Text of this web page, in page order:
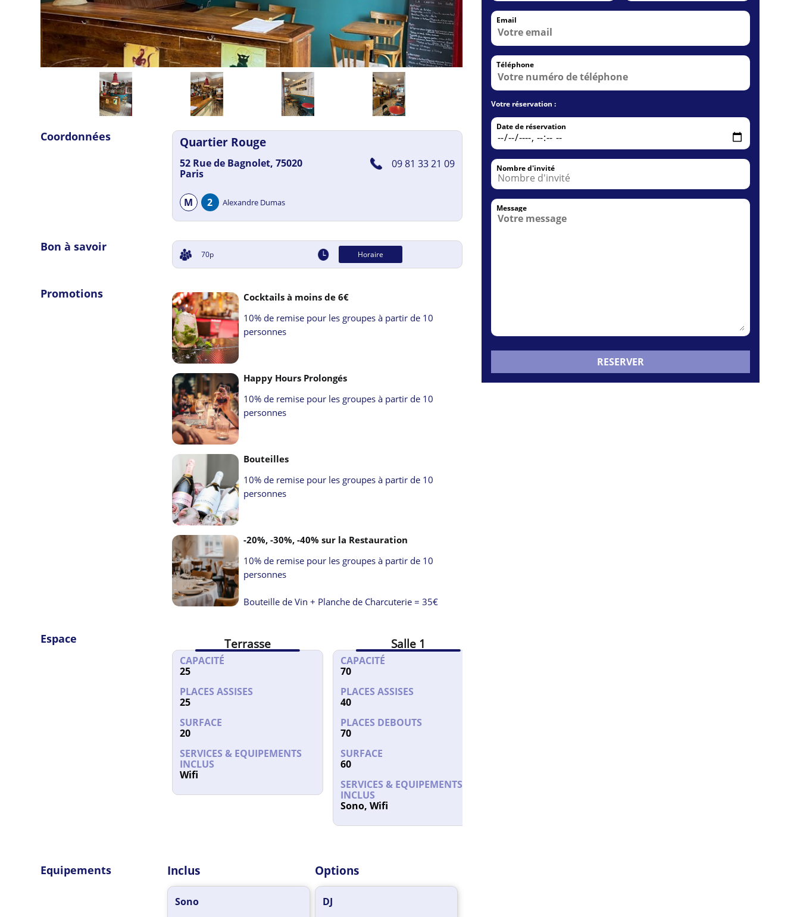
Coordonnées Quartier Rouge
52 Rue de Bagnolet, 75020
Paris
09 81 33 21 09
M 2 Alexandre Dumas
Bon à savoir
70p
Horaire
LUNDI
MARDI 08h00- 02h00
MERCREDI 08h00-02h00
JEUDI 08h00-02h00
VENDREDI 08h00
SAMEDI 08h00 02h00
DIMANCHE 08h00-02h00
Promotions
Cocktails à moins de 6€
10% de remise pour les groupes à partir de 10
personnes
Happy Hours Prolongés
10% de remise pour les groupes à partir de 10
personnes
Bouteilles
10% de remise pour les groupes à partir de 10
personnes
-20%, -30%, -40% sur la Restauration
10% de remise pour les groupes à partir de 10
personnes
Bouteille de Vin + Planche de Charcuterie = 35€
Espace Terrasse
CAPACITÉ
25
PLACES ASSISES
25
SURFACE
20
SERVICES & EQUIPEMENTS
INCLUS
Wifi
Salle 1
CAPACITÉ
70
PLACES ASSISES
40
PLACES DEBOUTS
70
SURFACE
60
SERVICES & EQUIPEMENTS
INCLUS
Sono, Wifi
Equipements Inclus
Sono
Options
DJ
Email
Téléphone
Votre réservation :
Date de réservation
Nombre d'invité
Message